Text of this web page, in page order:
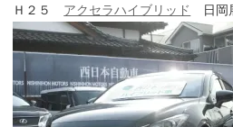
Ｈ２５ アクセラハイブリッド 日岡